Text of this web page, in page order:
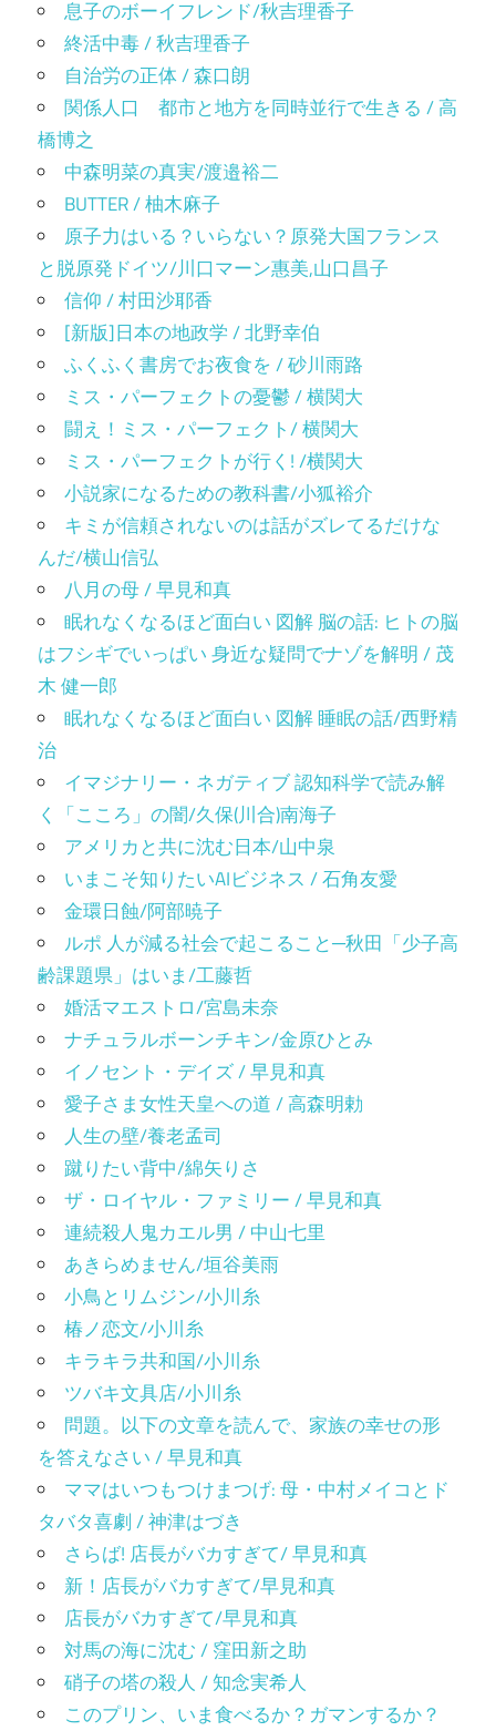
息子のボーイフレンド/秋吉理香子
終活中毒 / 秋吉理香子
自治労の正体 / 森口朗
関係人口 都市と地方を同時並行で生きる / 高
橋博之
中森明菜の真実/渡邉裕二
BUTTER / 柚木麻子
原子力はいる？いらない？原発大国フランス
と脱原発ドイツ/川口マーン惠美,山口昌子
信仰 / 村田沙耶香
[新版]日本の地政学 / 北野幸伯
ふくふく書房でお夜食を / 砂川雨路
ミス・パーフェクトの憂鬱 / 横関大
闘え！ミス・パーフェクト/ 横関大
ミス・パーフェクトが行く! /横関大
小説家になるための教科書/小狐裕介
キミが信頼されないのは話がズレてるだけな
んだ/横山信弘
八月の母 / 早見和真
眠れなくなるほど面白い 図解 脳の話: ヒトの脳
はフシギでいっぱい 身近な疑問でナゾを解明 / 茂
木 健一郎
眠れなくなるほど面白い 図解 睡眠の話/西野精
治
イマジナリー・ネガティブ 認知科学で読み解
く「こころ」の闇/久保(川合)南海子
アメリカと共に沈む日本/山中泉
いまこそ知りたいAIビジネス / 石角友愛
金環日蝕/阿部暁子
ルポ 人が減る社会で起こること─秋田「少子高
齢課題県」はいま/工藤哲
婚活マエストロ/宮島未奈
ナチュラルボーンチキン/金原ひとみ
イノセント・デイズ / 早見和真
愛子さま女性天皇への道 / 高森明勅
人生の壁/養老孟司
蹴りたい背中/綿矢りさ
ザ・ロイヤル・ファミリー / 早見和真
連続殺人鬼カエル男 / 中山七里
あきらめません/垣谷美雨
小鳥とリムジン/小川糸
椿ノ恋文/小川糸
キラキラ共和国/小川糸
ツバキ文具店/小川糸
問題。以下の文章を読んで、家族の幸せの形
を答えなさい / 早見和真
ママはいつもつけまつげ: 母・中村メイコとド
タバタ喜劇 / 神津はづき
さらば! 店長がバカすぎて/ 早見和真
新！店長がバカすぎて/早見和真
店長がバカすぎて/早見和真
対馬の海に沈む / 窪田新之助
硝子の塔の殺人 / 知念実希人
このプリン、いま食べるか？ガマンするか？